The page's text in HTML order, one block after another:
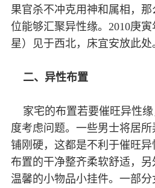
果官杀不冲克用神和属相，
位能够汇聚异性缘。2010庚
星）见于西北，床宜安放此处
二、异性布置
家宅的布置若要催旺异性缘
度考虑问题。一些男士将居
铺刚硬，这都是不利于催旺
布置的干净整齐柔软舒适，
温馨的小物品小挂件。一部